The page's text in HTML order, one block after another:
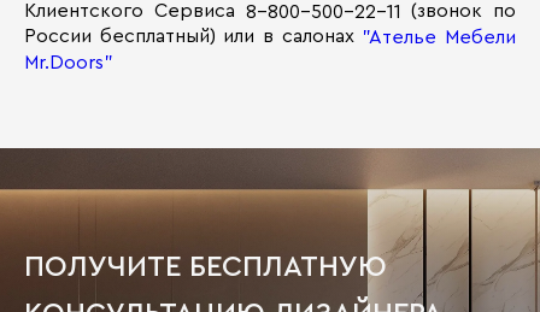
Клиентского Сервиса 8-800-500-22-11
(звонок по
России бесплатный) или в салонах "Ателье Мебели
Mr.Doors"
ПОЛУЧИТЕ БЕСПЛАТНУЮ